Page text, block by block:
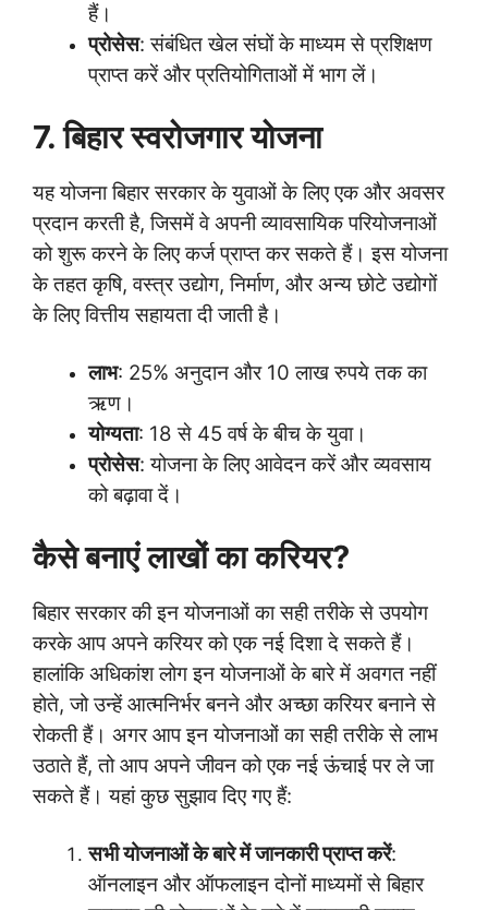
हैं।
प्रोसेस: संबंधित खेल संघों के माध्यम से प्रशिक्षण
प्राप्त करें और प्रतियोगिताओं में भाग लें।
7. बिहार स्वरोजगार योजना
यह योजना बिहार सरकार के युवाओं के लिए एक और अवसर
प्रदान करती है, जिसमें वे अपनी व्यावसायिक परियोजनाओं
को शुरू करने के लिए कर्ज प्राप्त कर सकते हैं। इस योजना
के तहत कृषि, वस्त्र उद्योग, निर्माण, और अन्य छोटे उद्योगों
के लिए वित्तीय सहायता दी जाती है।
लाभ: 25% अनुदान और 10 लाख रुपये तक का
ऋण।
योग्यता: 18 से 45 वर्ष के बीच के युवा।
प्रोसेस: योजना के लिए आवेदन करें और व्यवसाय
को बढ़ावा दें।
कैसे बनाएं लाखों का करियर?
बिहार सरकार की इन योजनाओं का सही तरीके से उपयोग
करके आप अपने करियर को एक नई दिशा दे सकते हैं।
हालांकि अधिकांश लोग इन योजनाओं के बारे में अवगत नहीं
होते, जो उन्हें आत्मनिर्भर बनने और अच्छा करियर बनाने से
रोकती हैं। अगर आप इन योजनाओं का सही तरीके से लाभ
उठाते हैं, तो आप अपने जीवन को एक नई ऊंचाई पर ले जा
सकते हैं। यहां कुछ सुझाव दिए गए हैं:
सभी योजनाओं के बारे में जानकारी प्राप्त करें:
ऑनलाइन और ऑफलाइन दोनों माध्यमों से बिहार